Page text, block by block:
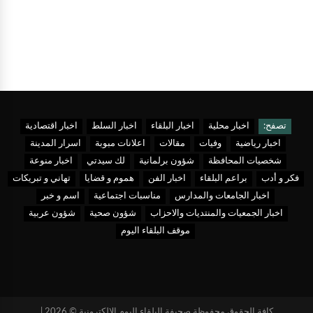
تصفح: اخبار محلية اخبار البلقاء اخبار السلط
اخبار اقتصادية
اخبار رياضية
وفيات مقالات اعلانات مبوبة
اسرار المدينة
شخصيات المحافظة
شؤون برلمانية لك سيدتي
اخبار منوعة
فكر و أدب
براعم البلقاء اخبار الفن هموم و قضايا
تهاني و تبريكات
اخبار الجامعات والمدارس
مناسبات اجتماعية
اسم و خبر
اخبار الجمعيات والمنتديات والاحزاب
شؤون صحية
شؤون عربية
موقف البلقاء اليوم